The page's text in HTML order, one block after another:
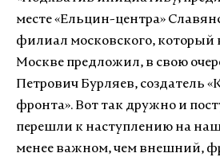
месте «Ельцин-центра»
филиал московского, который
Москве предложил, в свою
Петрович Бурляев, создатель
фронта». Вот так дружно и
перешли к наступлению на
менее важном, чем внешний,